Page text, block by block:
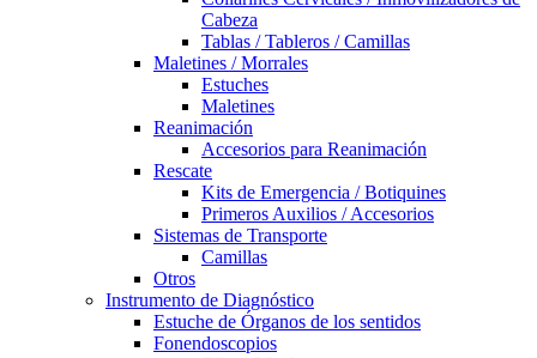
Cabeza
Tablas / Tableros / Camillas
Maletines / Morrales
Estuches
Maletines
Reanimación
Accesorios para Reanimación
Rescate
Kits de Emergencia / Botiquines
Primeros Auxilios / Accesorios
Sistemas de Transporte
Camillas
Otros
Instrumento de Diagnóstico
Estuche de Órganos de los sentidos
Fonendoscopios